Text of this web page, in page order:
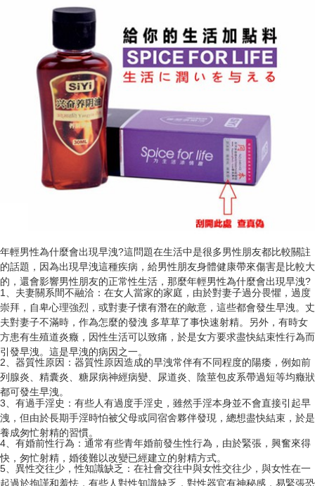
年輕男性為什麼會出現早洩?這問題在生活中是很多男性朋友都比較關註
的話題，因為出現早洩這種疾病，給男性朋友身體健康帶來傷害是比較大
的，還會影響男性朋友的正常性生活，那麼年輕男性為什麼會出現早洩?
1、夫妻關系間不融洽：在女人當家的家庭，由於對妻子過分畏懼，過度
崇拜，自卑心理強烈，或對妻子懷有潛在的敵意，這些都會發生早洩。丈
夫對妻子不滿時，作為怎麼的發洩 多草草了事快速射精。另外，有時女
方患有生殖道炎癥，因性生活可以致痛，於是女方要求盡快結束性行為而
引發早洩。這是早洩的病因之一。
2、器質性原因：器質性原因造成的早洩常伴有不同程度的陽痿，例如前
列腺炎、精囊炎、糖尿病神經病變、尿道炎、陰莖包皮系帶過短等均癥狀
都可發生早洩。
3、有過手淫史：有些人有過度手淫史，雖然手淫本身並不會直接引起早
洩，但由於長期手淫時怕被父母或同宿舍夥伴發現，總想盡快結束，於是
養成匆忙射精的習慣。
4、有婚前性行為：通常有些青年婚前發生性行為，由於緊張，興奮來得
快，匆忙射精，婚後難以改變已經建立的射精方式。
5、異性交往少，性知識缺乏：在社會交往中與女性交往少，與女性在一
起過於拘謹和羞怯，有些人對性知識缺乏，對性器官有神秘感，易緊張恐